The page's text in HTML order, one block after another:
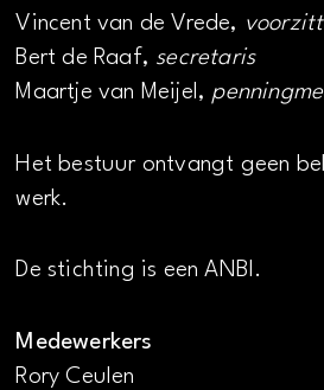
Vincent van de Vrede,
Bert de Raaf, secretaris
Maartje van Meijel,
Het bestuur ontvangt geen
werk.
De stichting is een ANBI.
Medewerkers
Rory Ceulen